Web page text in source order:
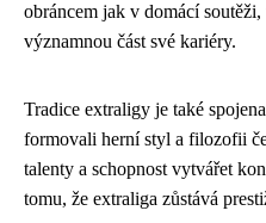
obráncem jak v domácí
významnou část své kariéry.
Tradice extraligy je také
formovali herní styl a filozofii
talenty a schopnost vytvářet
tomu, že extraliga zůstává